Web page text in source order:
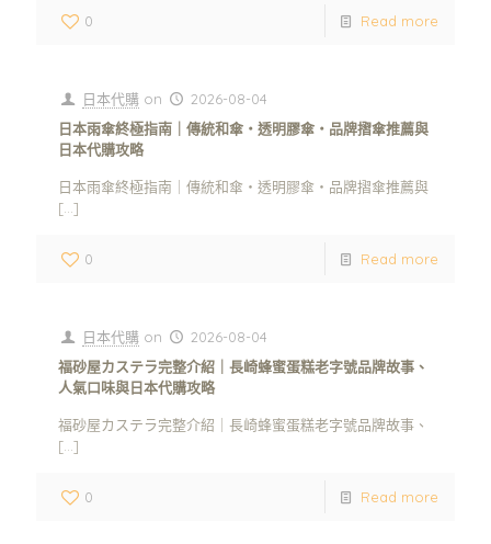
0 Read more
日本代購 on
2026-08-04
日本雨傘終極指南｜傳統和傘・透明膠傘・品牌摺傘推薦與
日本代購攻略
日本雨傘終極指南｜傳統和傘・透明膠傘・品牌摺傘推薦與
[…]
0 Read more
日本代購 on
2026-08-04
福砂屋カステラ完整介紹｜長崎蜂蜜蛋糕老字號品牌故事、
人氣口味與日本代購攻略
福砂屋カステラ完整介紹｜長崎蜂蜜蛋糕老字號品牌故事、
[…]
0 Read more